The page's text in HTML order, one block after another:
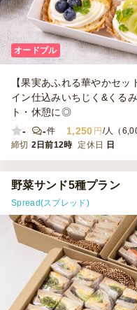
オードブル
【果実あふれる華やかセ
イン仕込みいちじく&くる
ト・休憩に◎
-
-件 1,250 円/人（
締切 2日前12時 定休日 日
野菜サンド5種プラン
Spread(スプレッド)